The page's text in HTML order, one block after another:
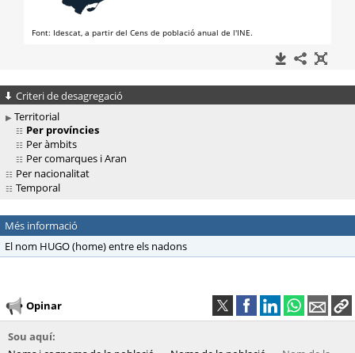
Criteri de desagregació
Territorial
Per províncies
Per àmbits
Per comarques i Aran
Per nacionalitat
Temporal
Més informació
El nom HUGO (home) entre els nadons
Opinar
Sou aquí: